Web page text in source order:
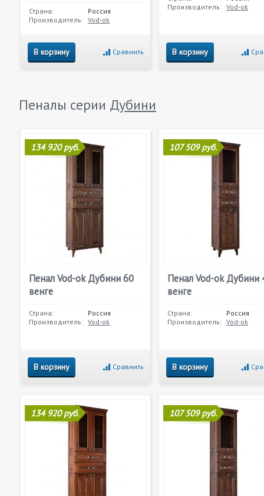
Страна:
Россия
Производитель: Vod-ok
В корзину Сравнить
Производитель: Vod-ok
В корзину
Пеналы серии Дубини
134 920 руб.
Пенал Vod-ok Дубини 60
венге
Страна:
Россия
Производитель: Vod-ok
В корзину Сравнить
107 509 руб.
Пенал Vod-ok Дубини
венге
Страна:
Россия
Производитель: Vod-ok
В корзину
134 920 руб. 107 509 руб.